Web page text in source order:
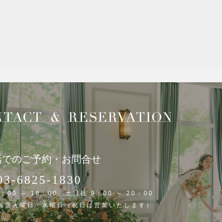
のご予約・お問合せ
6825-1830
00 ～ 18：00 土日祝 9：00 ～ 20：00
週火曜日・水曜日（祝日は営業いたします）